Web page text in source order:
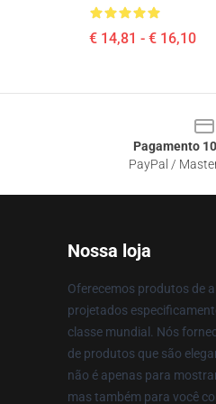
€ 14,81 - € 16,10
Pagamento
PayPal /
Nossa loja
Oferecemos produtos de
projetados
classe mundial. Nós
de produtos que são
não é apenas para
mas também para você